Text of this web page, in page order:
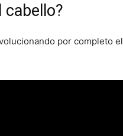
por completo el